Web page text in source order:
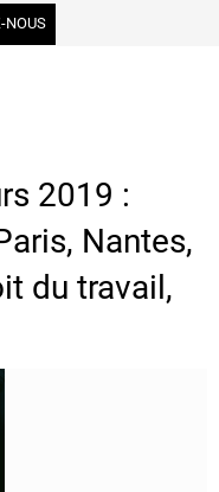
NOUS
2019 :
Nantes,
du travail,